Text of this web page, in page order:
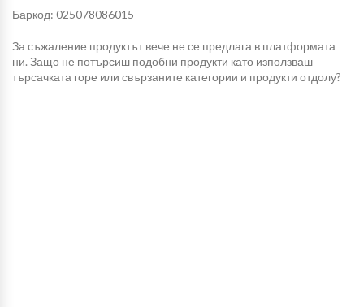
Баркод: 025078086015
За съжаление продуктът вече не се предлага в платформата
ни. Защо не потърсиш подобни продукти като използваш
търсачката горе или свързаните категории и продукти отдолу?